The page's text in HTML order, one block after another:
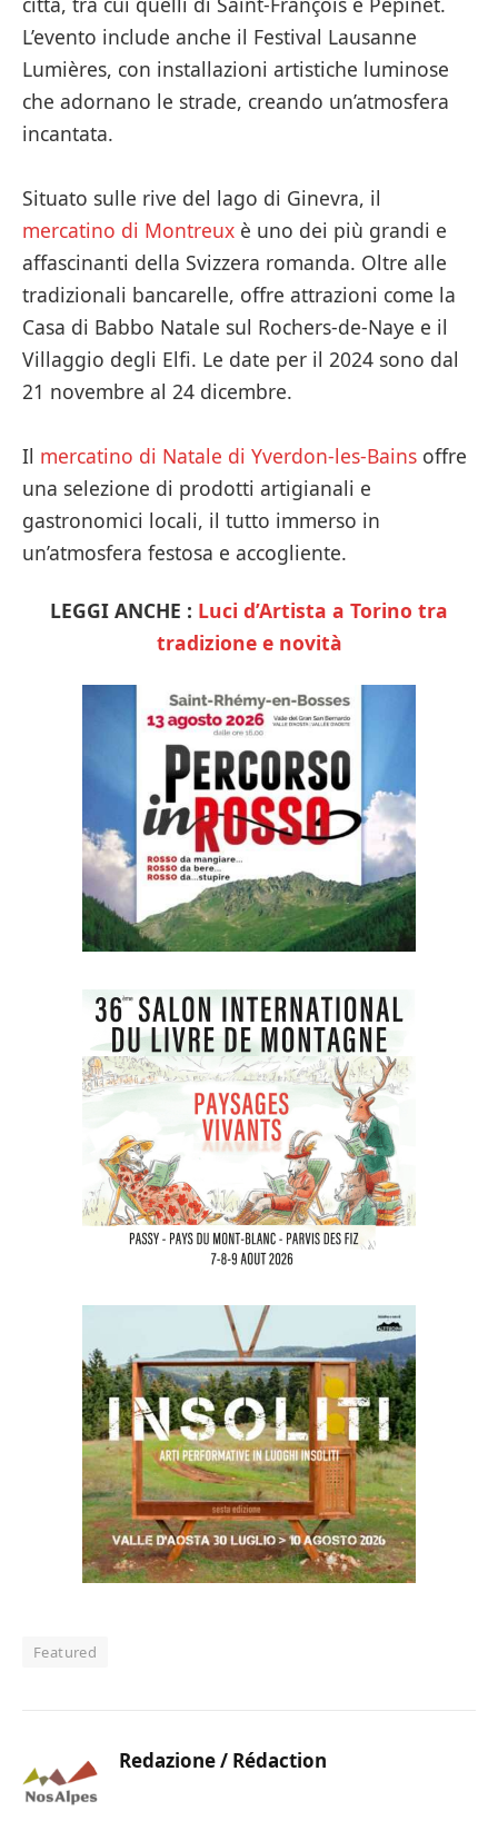
L’evento include anche il Festival Lausanne
Lumières, con installazioni artistiche luminose
che adornano le strade, creando un’atmosfera
incantata.
Situato sulle rive del lago di Ginevra, il
mercatino di Montreux è uno dei più grandi e
affascinanti della Svizzera romanda. Oltre alle
tradizionali bancarelle, offre attrazioni come la
Casa di Babbo Natale sul Rochers-de-Naye e il
Villaggio degli Elfi. Le date per il 2024 sono dal
21 novembre al 24 dicembre.
Il mercatino di Natale di Yverdon-les-Bains offre
una selezione di prodotti artigianali e
gastronomici locali, il tutto immerso in
un’atmosfera festosa e accogliente.
LEGGI ANCHE : Luci d’Artista a Torino tra
tradizione e novità
Featured
Redazione / Rédaction